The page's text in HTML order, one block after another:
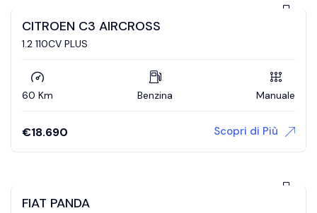
CITROEN C3 AIRCROSS
1.2 110CV PLUS
60 Km Benzina Manuale
€18.690 Scopri di Più
FIAT PANDA